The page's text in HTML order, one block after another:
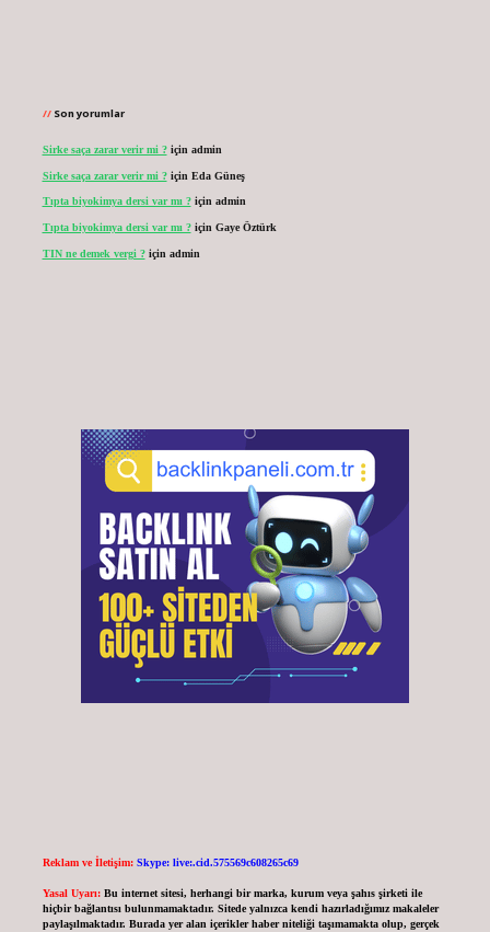
Son yorumlar
Sirke saça zarar verir mi ?için admin
Sirke saça zarar verir mi ?için Eda Güneş
Tıpta biyokimya dersi var mı ?için admin
Tıpta biyokimya dersi var mı ?için Gaye Öztürk
TIN ne demek vergi ?için admin
Reklam ve İletişim: Skype: live:.cid.575569c608265c69
Yasal Uyarı: Bu internet sitesi, herhangi bir marka, kurum veya şahıs şirketi ile
hiçbir bağlantısı bulunmamaktadır. Sitede yalnızca kendi hazırladığımız makaleler
paylaşılmaktadır. Burada yer alan içerikler haber niteliği taşımamakta olup, gerçek